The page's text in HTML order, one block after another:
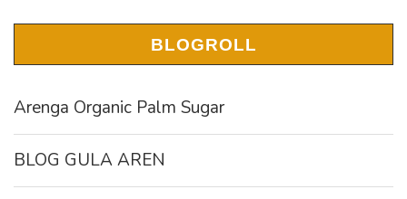
BLOGROLL
Arenga Organic Palm Sugar
BLOG GULA AREN